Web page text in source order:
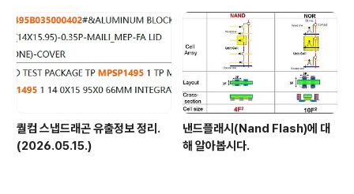
퀄컴 스냅드래곤 유출정보 정리.
(2026.05.15.)
낸드플래시(Nand Flash)에 대
해 알아봅시다.